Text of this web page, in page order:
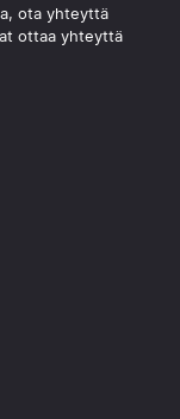
ota yhteyttä
ottaa yhteyttä